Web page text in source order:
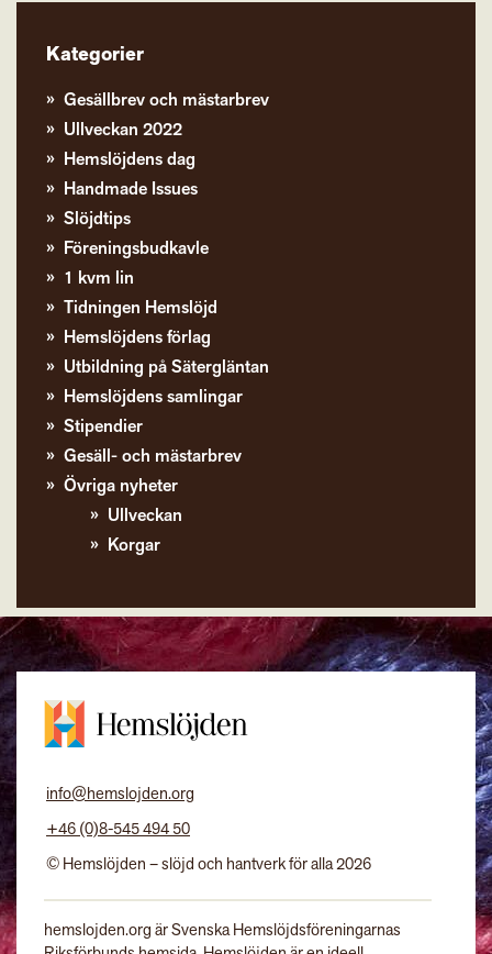
Kategorier
Gesällbrev och mästarbrev
Ullveckan 2022
Hemslöjdens dag
Handmade Issues
Slöjdtips
Föreningsbudkavle
1 kvm lin
Tidningen Hemslöjd
Hemslöjdens förlag
Utbildning på Sätergläntan
Hemslöjdens samlingar
Stipendier
Gesäll- och mästarbrev
Övriga nyheter
Ullveckan
Korgar
info@hemslojden.org
+46 (0)8-545 494 50
© Hemslöjden – slöjd och hantverk för alla 2026
hemslojden.org är Svenska Hemslöjdsföreningarnas